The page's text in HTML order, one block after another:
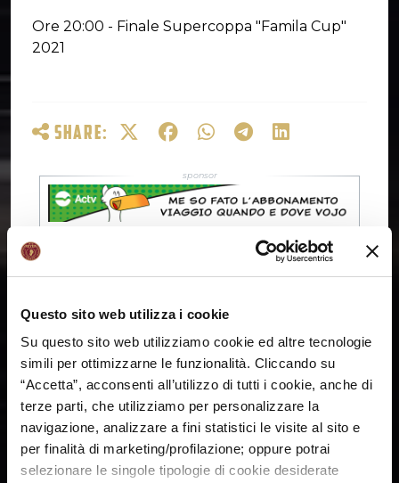
Questo sito web utilizza i cookie
Su questo sito web utilizziamo cookie ed altre tecnologie
simili per ottimizzarne le funzionalità. Cliccando su
“Accetta”, acconsenti all’utilizzo di tutti i cookie, anche di
terze parti, che utilizziamo per personalizzare la
navigazione, analizzare a fini statistici le visite al sito e
per finalità di marketing/profilazione; oppure potrai
selezionare le singole tipologie di cookie desiderate
Ore 20:00 - Finale Supercoppa "Famila Cup"
2021
SHARE: